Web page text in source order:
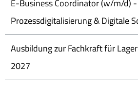
E-Business Coordinator (w/m/d) -
Prozessdigitalisierung & Digitale
Ausbildung zur Fachkraft für
2027